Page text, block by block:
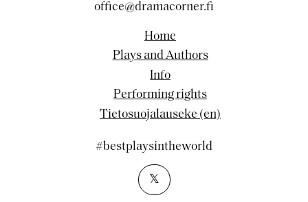
office@dramacorner.fi
Home
Plays and Authors
Info
Performing rights
Tietosuojalauseke (en)
#bestplaysintheworld
𝕏